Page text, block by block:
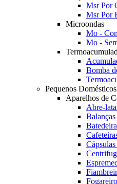
Msr Por
Msr Por
Microondas
Mo -
Mo -
Bomba
Pequenos Domésticos
Aparelhos de
Abre-